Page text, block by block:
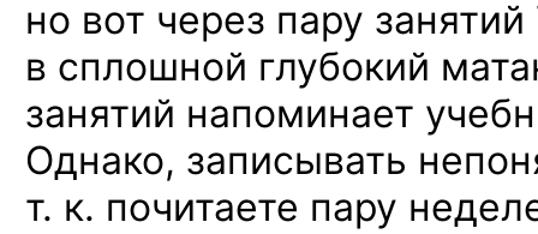
но вот через пару
в сплошной глубокий
занятий напоминает
Однако, записывать
т. к. почитаете пару